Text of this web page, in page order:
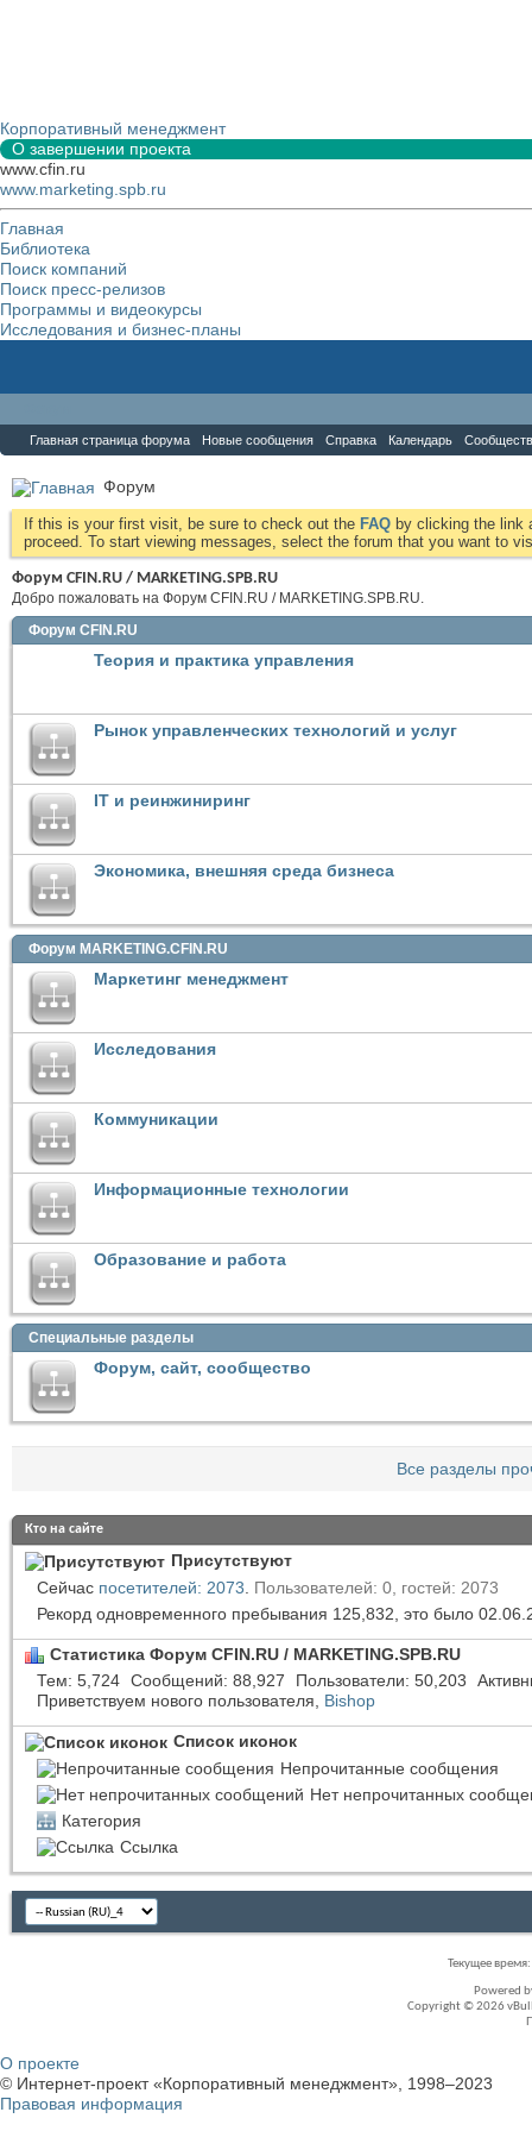
Корпоративный менеджмент
О завершении проекта
www.cfin.ru
www.marketing.spb.ru
Главная
Библиотека
Поиск компаний
Поиск пресс-релизов
Программы и видеокурсы
Исследования и бизнес-планы
Главная страница форума Новые сообщения Справка Календарь
Форум
If this is your first visit, be sure to check out the FAQ by clicking the link
proceed. To start viewing messages, select the forum that you want to
Форум CFIN.RU / MARKETING.SPB.RU
Добро пожаловать на Форум CFIN.RU / MARKETING.SPB.RU.
Форум CFIN.RU
Теория и практика управления
Рынок управленческих технологий и услуг
IT и реинжиниринг
Экономика, внешняя среда бизнеса
Форум MARKETING.CFIN.RU
Маркетинг менеджмент
Исследования
Коммуникации
Информационные технологии
Образование и работа
Специальные разделы
Форум, сайт, сообщество
Все разделы
Кто на сайте
Присутствуют
Сейчас посетителей: 2073
Пользователей: 0, гостей: 2073
Рекорд одновременного пребывания 125,832, это было
Статистика Форум CFIN.RU / MARKETING.SPB.RU
Тем 5,724 Сообщений 88,927 Пользователи 50,203
Приветствуем нового пользователя, Bishop
Список иконок
Непрочитанные сообщения
Нет непрочитанных
Категория
Ссылка
Текущее время:
Powered
Copyright © 2026
О проекте
© Интернет-проект «Корпоративный менеджмент», 1998–2023
Правовая информация